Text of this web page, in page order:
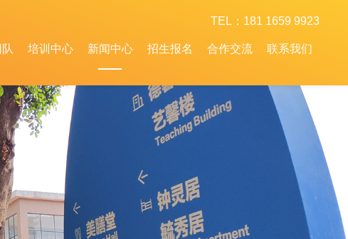
TEL：181 1659 9923
培训中心 新闻中心 招生报名 合作交流 联系我们